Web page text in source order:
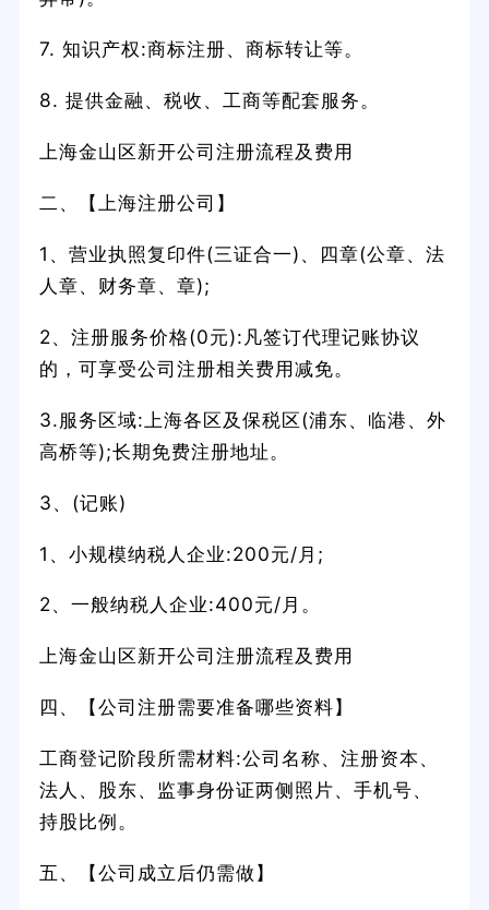
7. 知识产权:商标注册、商标转让等。
8. 提供金融、税收、工商等配套服务。
上海金山区新开公司注册流程及费用
二、【上海注册公司】
1、营业执照复印件(三证合一)、四章(公章、法
人章、财务章、章);
2、注册服务价格(0元):凡签订代理记账协议
的，可享受公司注册相关费用减免。
3.服务区域:上海各区及保税区(浦东、临港、外
高桥等);长期免费注册地址。
3、(记账)
1、小规模纳税人企业:200元/月;
2、一般纳税人企业:400元/月。
上海金山区新开公司注册流程及费用
四、【公司注册需要准备哪些资料】
工商登记阶段所需材料:公司名称、注册资本、
法人、股东、监事身份证两侧照片、手机号、
持股比例。
五、【公司成立后仍需做】